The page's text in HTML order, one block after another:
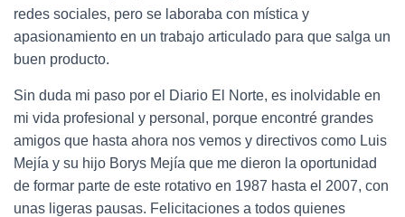
redes sociales, pero se laboraba con mística y
apasionamiento en un trabajo articulado para que salga un
buen producto.
Sin duda mi paso por el Diario El Norte, es inolvidable en
mi vida profesional y personal, porque encontré grandes
amigos que hasta ahora nos vemos y directivos como Luis
Mejía y su hijo Borys Mejía que me dieron la oportunidad
de formar parte de este rotativo en 1987 hasta el 2007, con
unas ligeras pausas. Felicitaciones a todos quienes